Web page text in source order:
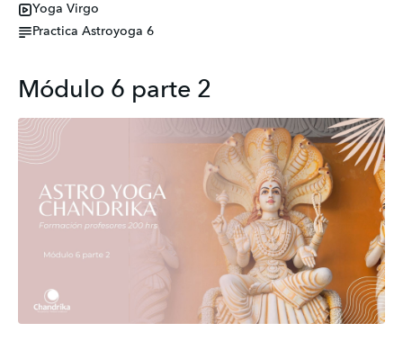
Yoga Virgo
Practica Astroyoga 6
Módulo 6 parte 2